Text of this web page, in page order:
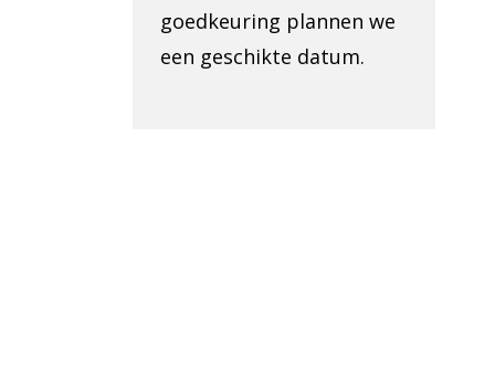
goedkeuring plannen we
een geschikte datum.